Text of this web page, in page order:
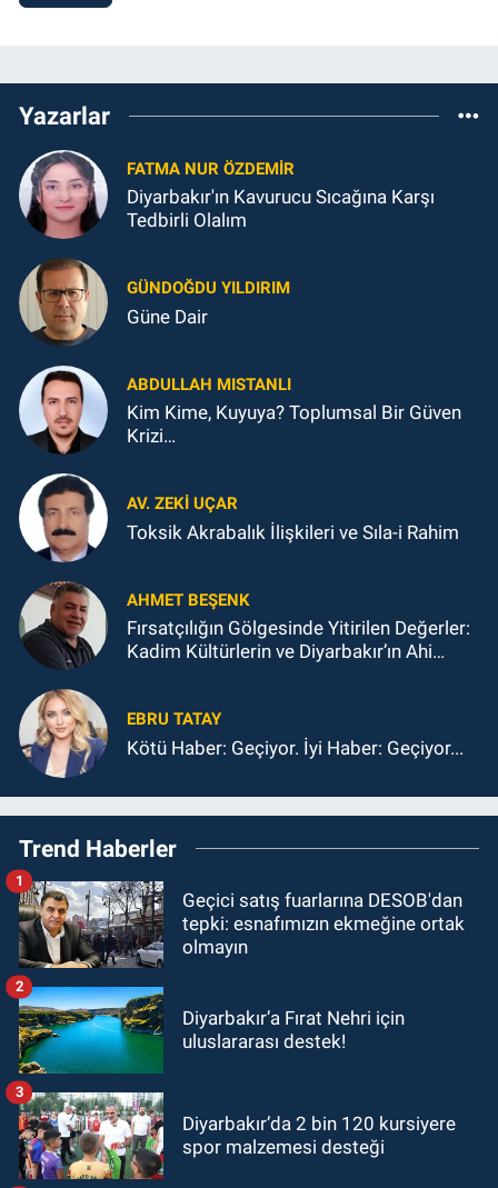
Yazarlar
FATMA NUR ÖZDEMIR
Diyarbakır'ın Kavurucu Sıcağına Karşı
Tedbirli Olalım
GÜNDOĞDU YILDIRIM
Güne Dair
ABDULLAH MISTANLI
Kim Kime, Kuyuya? Toplumsal Bir Güven
Krizi…
AV. ZEKI UÇAR
Toksik Akrabalık İlişkileri ve Sıla-i Rahim
AHMET BEŞENK
Fırsatçılığın Gölgesinde Yitirilen Değerler:
Kadim Kültürlerin ve Diyarbakır’ın Ahi
EBRU TATAY
Kötü Haber: Geçiyor. İyi Haber: Geçiyor...
Trend Haberler
Geçici satış fuarlarına DESOB'dan
tepki: esnafımızın ekmeğine ortak
olmayın
1
Diyarbakır’a Fırat Nehri için
uluslararası destek!
2
Diyarbakır’da 2 bin 120 kursiyere
spor malzemesi desteği
3